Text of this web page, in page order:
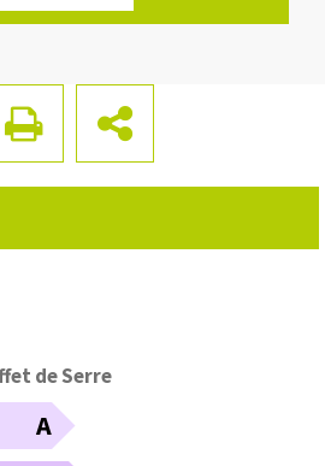
de Serre
A